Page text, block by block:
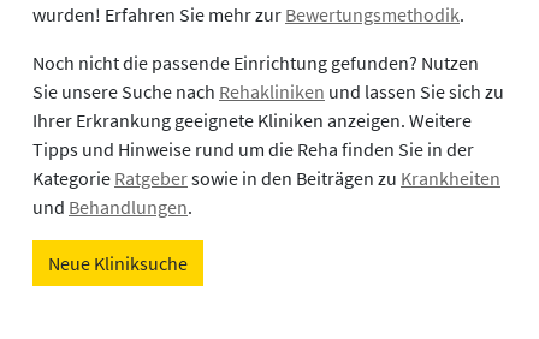
wurden! Erfahren Sie mehr zur Bewertungsmethodik.
Noch nicht die passende Einrichtung gefunden? Nutzen
Sie unsere Suche nach Rehakliniken und lassen Sie sich zu
Ihrer Erkrankung geeignete Kliniken anzeigen. Weitere
Tipps und Hinweise rund um die Reha finden Sie in der
Kategorie Ratgebersowie in den Beiträgen zu Krankheiten
und Behandlungen.
Neue Kliniksuche